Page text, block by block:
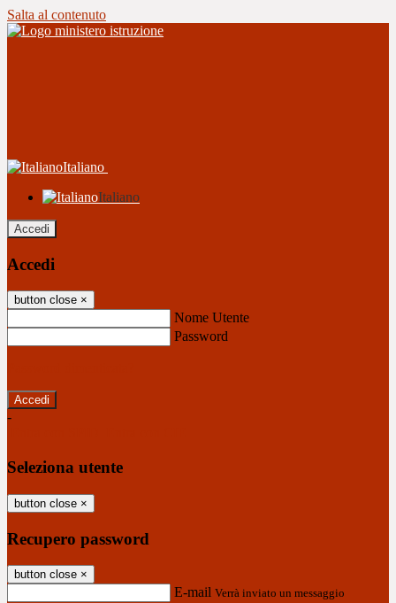
Salta al contenuto
Italiano
Italiano
Accedi
Accedi
button close ×
Nome Utente
Password
-
Seleziona utente
button close ×
Recupero password
button close ×
E-mail Verrà inviato un messaggio